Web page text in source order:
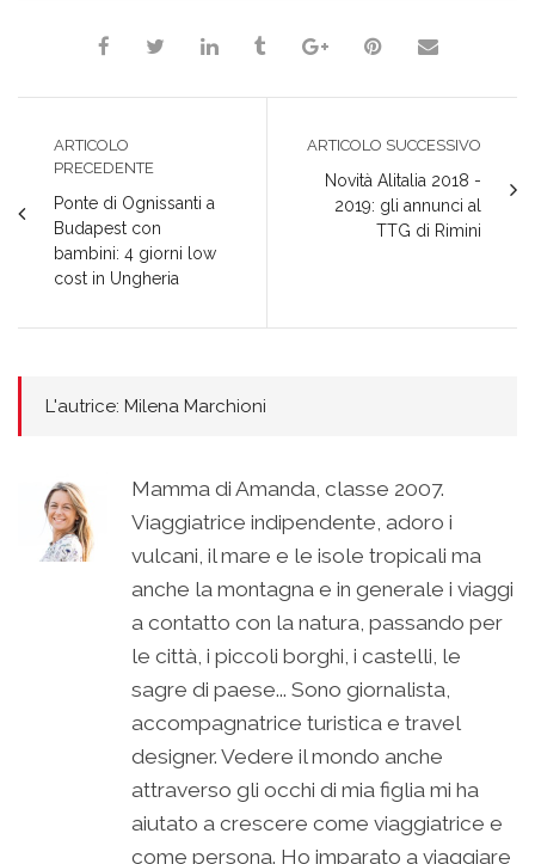
ARTICOLO
PRECEDENTE
Ponte di Ognissanti a
Budapest con
bambini: 4 giorni low
cost in Ungheria
ARTICOLO SUCCESSIVO
Novità Alitalia 2018 -
2019: gli annunci al
TTG di Rimini
L'autrice: Milena Marchioni
Mamma di Amanda, classe 2007.
Viaggiatrice indipendente, adoro i
vulcani, il mare e le isole tropicali ma
anche la montagna e in generale i viaggi
a contatto con la natura, passando per
le città, i piccoli borghi, i castelli, le
sagre di paese... Sono giornalista,
accompagnatrice turistica e travel
designer. Vedere il mondo anche
attraverso gli occhi di mia figlia mi ha
aiutato a crescere come viaggiatrice e
come persona. Ho imparato a viaggiare